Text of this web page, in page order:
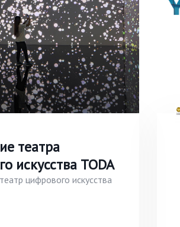
театра
искусства TODA
цифрового искусства